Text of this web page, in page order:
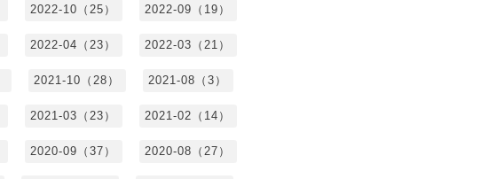
2022-10（25） 2022-09（19）
2022-04（23） 2022-03（21）
2021-10（28） 2021-08（3）
2021-03（23） 2021-02（14）
2020-09（37） 2020-08（27）